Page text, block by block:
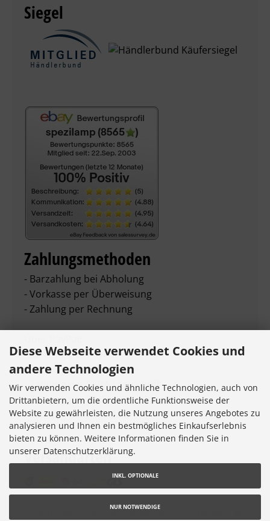
Siegel
Zahlungsmethoden
- Barzahlung bei Abholung
- Vorkasse per Überweisung
- Zahlung per Rechnung
- Zahlung per PayPal
- Zahlung per Kreditkarte
- Zahlung per SEPA-Lastschrift
- Zahlung per "Später bezahlen"
- Zahlung per Ratenkauf
Versandarten
Diese Webseite verwendet Cookies und
andere Technologien
Wir verwenden Cookies und ähnliche Technologien, auch von
Drittanbietern, um die ordentliche Funktionsweise der
Website zu gewährleisten, die Nutzung unseres Angebotes zu
analysieren und Ihnen ein bestmögliches Einkaufserlebnis
bieten zu können. Weitere Informationen finden Sie in
unserer Datenschutzerklärung.
INKL. OPTIONALE
NUR NOTWENDIGE